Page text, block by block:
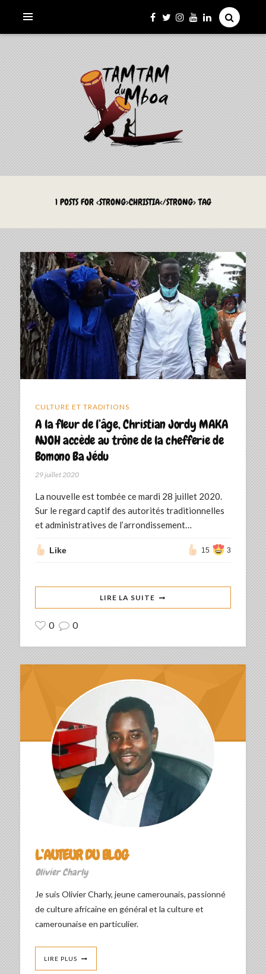
LE TAMTAM DU MBOA
La Culture du Mboa Dévoilée !
1 POSTS FOR <STRONG>CHRISTIA</STRONG> TAG
CULTURE ET TRADITIONS
A la fleur de l’âge, Christian Jordy MAKA
NJOH accède au trône de la chefferie de
Bomono Ba Jédu
29 juillet 2020
La nouvelle est tombée ce mardi 28 juillet 2020.
Sur le regard captif des autorités traditionnelles
et administratives de l’arrondissement…
Like 15 3
LIRE LA SUITE
0 0
L’AUTEUR DU BLOG
Olivier Charly
Je suis Olivier Charly, jeune camerounais, passionné
de culture africaine en général et la culture et
camerounaise en particulier.
LIRE PLUS